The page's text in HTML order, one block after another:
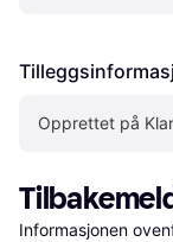
Opprettet på
Informasjonen